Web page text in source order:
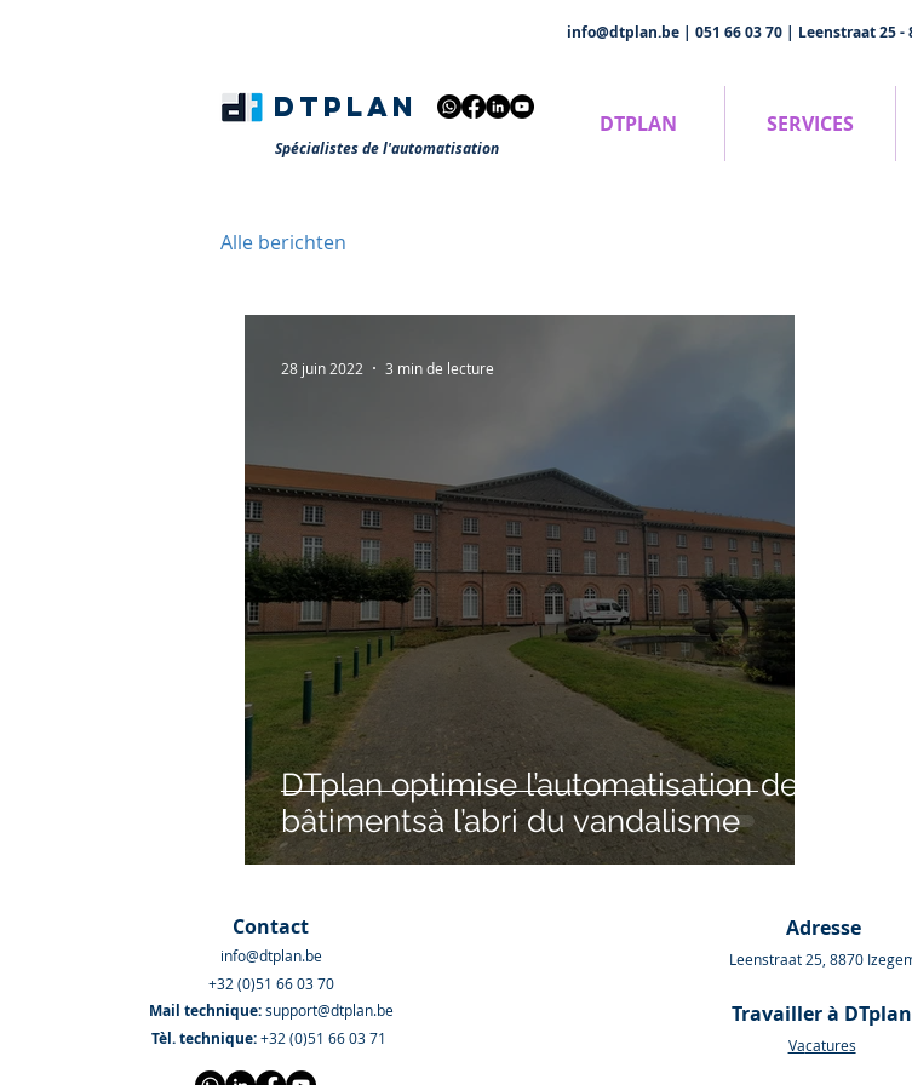
info@dtplan.be | 051 66 03 70 | Leenstraat 25 -
DTPLAN
Spécialistes de l'automatisation
DTPLAN SERVICES
Alle berichten
DTplan optimise l’automatisation des
bâtimentsà l’abri du vandalisme
28 juin 2022 3 min de lecture
Contact
info@dtplan.be
+32 (0)51 66 03 70
Mail technique: support@dtplan.be
Tèl. technique:+32 (0)51 66 03 71
Adresse
Leenstraat 25, 8870
Travailler à DTplan
Vacatures